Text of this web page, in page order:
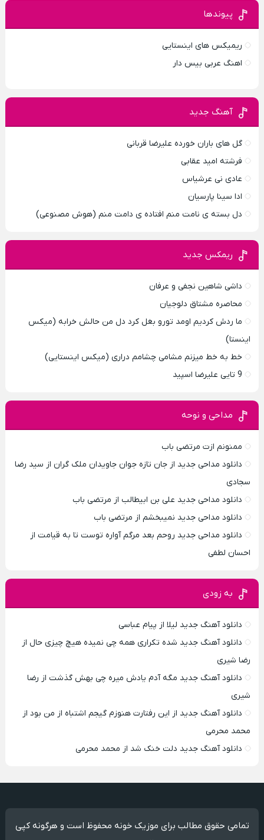
پیوندها
ریمیکس های اینستایی
اهنگ عربی بیس دار
آهنگ جدید
گل های باران خورده علیرضا قربانی
فرشته امید عقابی
عادی نی عرشیاس
ادا سینا پارسیان
دل بسته ی نامت منم افتاده ی دامت منم (هوش مصنوعی)
ریمکس جدید
داشی شاهین نجفی و عرفان
محاصره مشتاق دلوجیان
ما ردش کردیم اومد تورو بغل کرد دل من حالش خرابه (میکس
اینستا)
خط به خط میزنم مشامی چشامم دراری (میکس اینستایی)
9 تایی علیرضا اسپید
مداحی و نوحه
ممنونم ازت مرتضی باب
دانلود مداحی جدید از جان تازه جوان جاویدان ملک گران از سید رضا
سجادی
دانلود مداحی جدید علی بن ابیطالب از مرتضی باب
دانلود مداحی جدید نمیبخشم از مرتضی باب
دانلود مداحی جدید روحم بعد مرگم آواره توست تا به قیامت از
احسان لطفی
به زودی
دانلود آهنگ جدید لیلا از پیام عباسی
دانلود آهنگ جدید شده تکراری همه چی نمیده هیچ چیزی حال از
رضا شیری
دانلود آهنگ جدید مگه آدم یادش میره چی بهش گذشت از رضا
شیری
دانلود آهنگ جدید از این رفتارت هنوزم گیجم اشتباه از من بود از
محمد محرمی
دانلود آهنگ جدید دلت خنک شد از محمد محرمی
تمامی حقوق مطالب برای موزیک خونه محفوظ است و هرگونه کپی